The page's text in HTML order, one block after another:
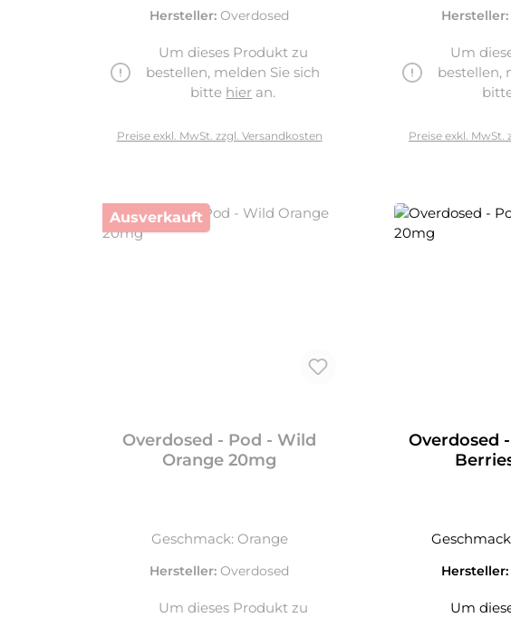
Hersteller: Overdosed
Um dieses Produkt zu
bestellen, melden Sie sich
bitte hier an.
Preise exkl. MwSt. zzgl. Versandkosten
Hersteller:
Um
bestellen,
Preise exkl. MwSt.
Ausverkauft
Overdosed - Pod - Wild
Orange 20mg
Geschmack: Orange
Hersteller: Overdosed
Um dieses Produkt zu
Overdosed
Um